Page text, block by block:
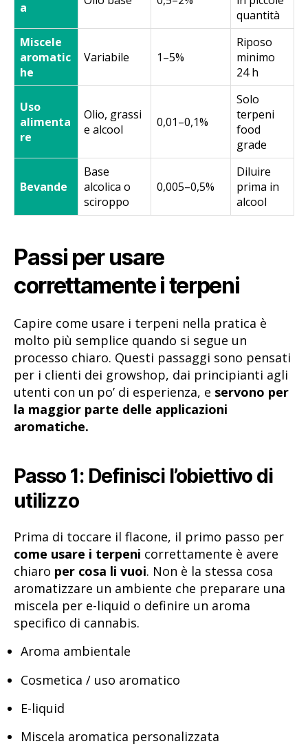
a
quantità
Miscele
aromatic
he
Variabile 1–5%
Riposo
minimo
24 h
Uso
alimenta
re
Olio, grassi
e alcool
0,01–0,1%
Solo
terpeni
food
grade
Bevande
Base
alcolica o
sciroppo
0,005–0,5%
Diluire
prima in
alcool
Passi per usare
correttamente i terpeni
Capire come usare i terpeni nella pratica è
molto più semplice quando si segue un
processo chiaro. Questi passaggi sono pensati
per i clienti dei growshop, dai principianti agli
utenti con un po’ di esperienza, e servono per
la maggior parte delle applicazioni
aromatiche.
Passo 1: Definisci l’obiettivo di
utilizzo
Prima di toccare il flacone, il primo passo per
come usare i terpeni correttamente è avere
chiaro per cosa li vuoi. Non è la stessa cosa
aromatizzare un ambiente che preparare una
miscela per e-liquid o definire un aroma
specifico di cannabis.
Aroma ambientale
Cosmetica / uso aromatico
E-liquid
Miscela aromatica personalizzata